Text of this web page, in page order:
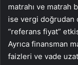
matrahı ve matrah
ise vergi doğrudan
“referans fiyat”
Ayrıca finansman
faizleri ve vade